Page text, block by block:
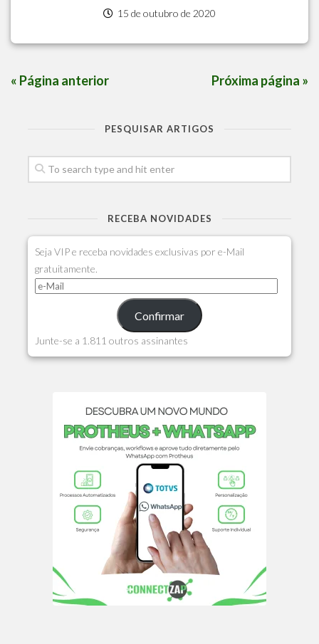
15 de outubro de 2020
« Página anterior Próxima página »
PESQUISAR ARTIGOS
RECEBA NOVIDADES
Seja VIP e receba novidades exclusivas por e-Mail
gratuitamente.
Confirmar
Junte-se a 1.811 outros assinantes